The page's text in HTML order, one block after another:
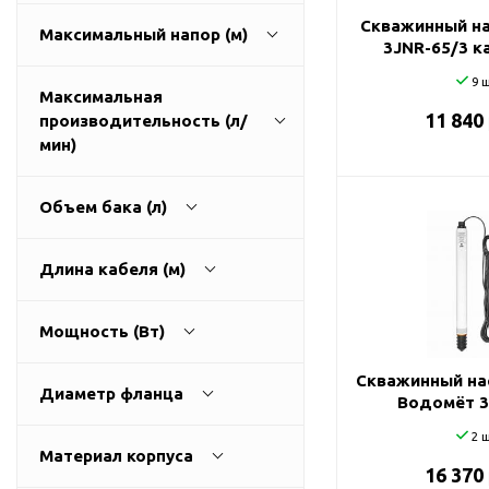
давления
насосы фланцевые
Циркуляционные
насосы (сухой ротор)
давления
насосы для ГВС
Насосы для фонтана и
Фонтанные насосы
Максимальный напор (м)
1
Максимальная
производительность (л/
мин)
Объем бака (л)
Длина кабеля (м)
Мощность (Вт)
Диаметр фланца
Материал корпуса
Скважинный
3JNR-65/3
9
11 840
Скважинный
Водомёт
2
16 370